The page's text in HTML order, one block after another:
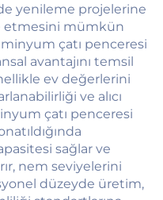
yenileme projelerine
etmesini mümkün
çatı penceresi
avantajını temsil
ev değerlerini
ve alıcı
çatı penceresi
sağlar ve
nem seviyelerini
düzeyde üretim,